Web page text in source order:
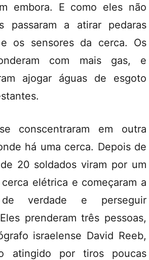
embora. E como eles não
passaram a atirar pedaras
os sensores da cerca. Os
com mais gas, e
ajogar águas de esgoto
conscentraram em outra
há uma cerca. Depois de
20 soldados viram por um
elétrica e começaram a
verdade e perseguir
prenderam três pessoas,
israelense David Reeb,
atingido por tiros poucas